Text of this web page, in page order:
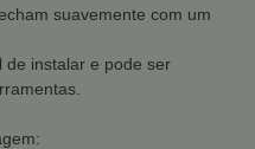
suavemente com um
de instalar e pode ser